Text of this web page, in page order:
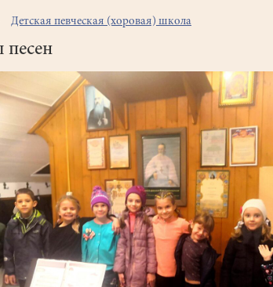
Детская певческая (хоровая) школа
песен